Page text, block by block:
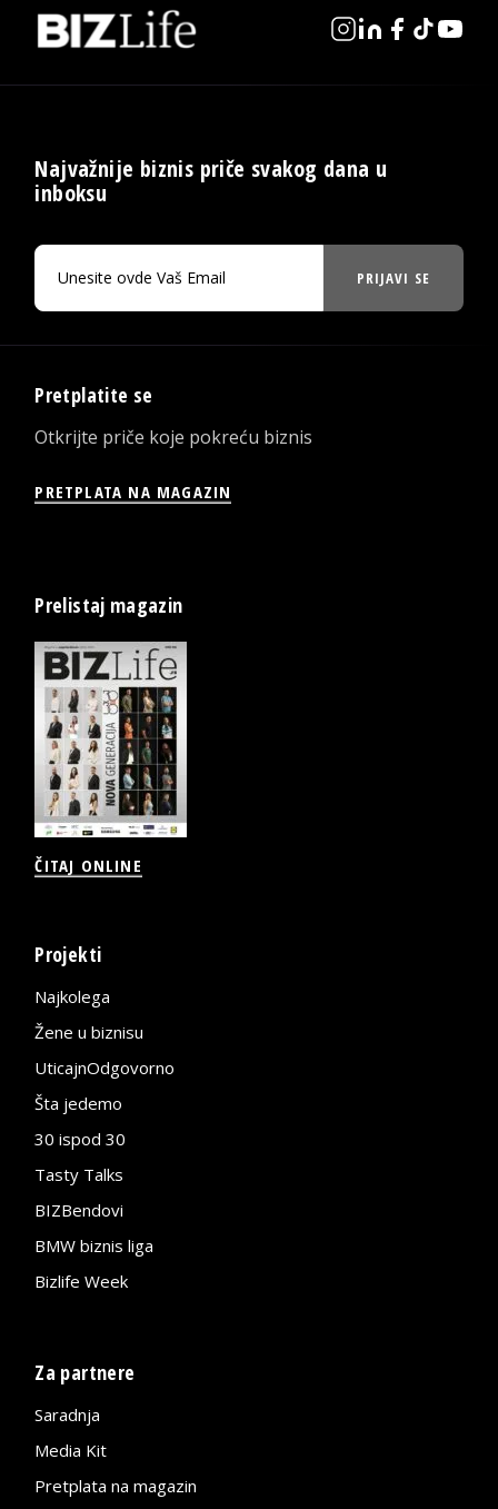
Najvažnije biznis priče svakog dana u
inboksu
PRIJAVI SE
Pretplatite se
Otkrijte priče koje pokreću biznis
PRETPLATA NA MAGAZIN
Prelistaj magazin
ČITAJ ONLINE
Projekti
Najkolega
Žene u biznisu
UticajnOdgovorno
Šta jedemo
30 ispod 30
Tasty Talks
BIZBendovi
BMW biznis liga
Bizlife Week
Za partnere
Saradnja
Media Kit
Pretplata na magazin